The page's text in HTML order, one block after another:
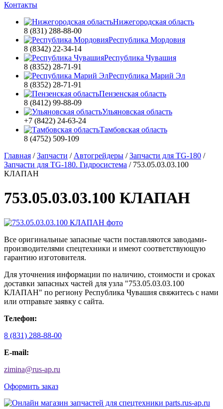
Контакты
Нижегородская область
8 (831) 288-88-00
Республика Мордовия
8 (8342) 22-34-14
Республика Чувашия
8 (8352) 28-71-91
Республика Марий Эл
8 (8352) 28-71-91
Пензенская область
8 (8412) 99-88-09
Ульяновская область
+7 (8422) 24-63-24
Тамбовская область
8 (4752) 509-109
Главная /Запчасти / Автогрейдеры /Запчасти для TG-180 /
Запчасти для TG-180. Гидросистема / 753.05.03.03.100
КЛАПАН
753.05.03.03.100 КЛАПАН
Все оригинальные запасные части поставляются заводами-
производителями спецтехники и имеют соответствующую
гарантию изготовителя.
Для уточнения информации по наличию, стоимости и сроках
доставки запасных частей для узла "753.05.03.03.100
КЛАПАН" по региону Республика Чувашия свяжитесь с нами
или отправьте заявку с сайта.
Телефон:
8 (831) 288-88-00
E-mail:
zimina@rus-ap.ru
Оформить заказ